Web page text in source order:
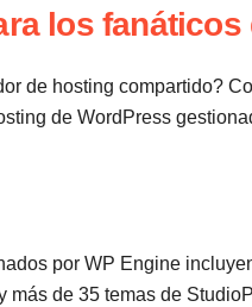
los fanáticos
de hosting compartido?
de WordPress
por WP Engine
de 35 temas de